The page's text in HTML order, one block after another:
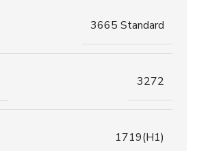
3665 Standard
3272
1719(H1)